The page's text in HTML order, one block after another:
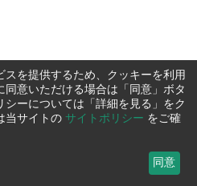
を提供するため、クッキーを利用
同意いただける場合は「同意」ボタ
シーについては「詳細を見る」をク
当サイトの サイトポリシー をご確
同意